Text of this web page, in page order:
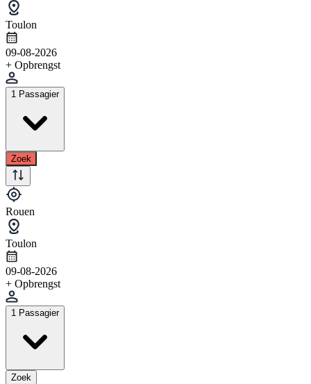
Toulon
09-08-2026
+ Opbrengst
1 Passagier
Zoek
Rouen
Toulon
09-08-2026
+ Opbrengst
1 Passagier
Zoek